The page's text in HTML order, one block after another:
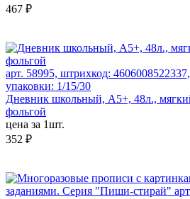
467 ₽
арт. 58995, штрихкод: 4606008522337,
упаковки: 1/15/30
Дневник школьный, А5+, 48л.,
фольгой
цена за 1шт.
352 ₽